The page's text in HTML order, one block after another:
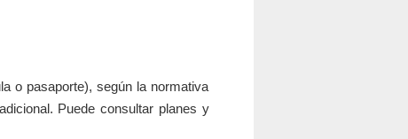
o pasaporte), según la normativa
Puede consultar planes y